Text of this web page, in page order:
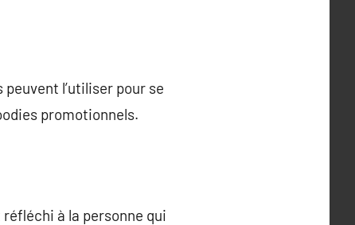
l’utiliser pour se
promotionnels.
à la personne qui